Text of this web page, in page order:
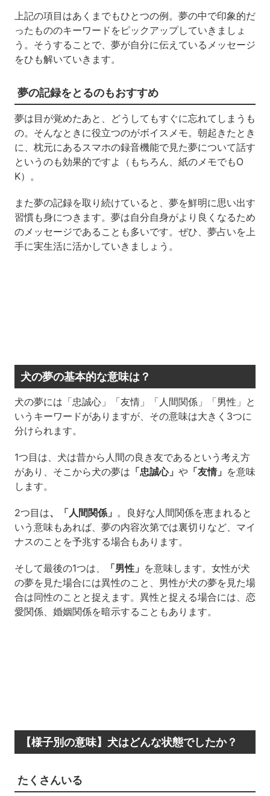
上記の項目はあくまでもひとつの例。夢の中で印象的だ
ったもののキーワードをピックアップしていきましょ
う。そうすることで、夢が自分に伝えているメッセージ
をひも解いていきます。
夢の記録をとるのもおすすめ
夢は目が覚めたあと、どうしてもすぐに忘れてしまうも
の。そんなときに役立つのがボイスメモ。朝起きたとき
に、枕元にあるスマホの録音機能で見た夢について話す
というのも効果的ですよ（もちろん、紙のメモでもO
K）。
また夢の記録を取り続けていると、夢を鮮明に思い出す
習慣も身につきます。夢は自分自身がより良くなるため
のメッセージであることも多いです。ぜひ、夢占いを上
手に実生活に活かしていきましょう。
犬の夢の基本的な意味は？
犬の夢には「忠誠心」「友情」「人間関係」「男性」と
いうキーワードがありますが、その意味は大きく3つに
分けられます。
1つ目は、犬は昔から人間の良き友であるという考え方
があり、そこから犬の夢は 「忠誠心」 や「友情」 を意味
します。
2つ目は、「人間関係」 。良好な人間関係を恵まれると
いう意味もあれば、夢の内容次第では裏切りなど、マイ
ナスのことを予兆する場合もあります。
そして最後の1つは、 「男性」 を意味します。女性が犬
の夢を見た場合には異性のこと、男性が犬の夢を見た場
合は同性のことと捉えます。異性と捉える場合には、恋
愛関係、婚姻関係を暗示することもあります。
【様子別の意味】犬はどんな状態でしたか？
たくさんいる